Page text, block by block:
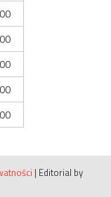
| Editorial by